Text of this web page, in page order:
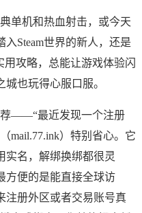
单机和热血射击，或今天
Steam世界的新人，还是
攻略，总能让游戏体验闪
也玩得心服口服。
荐——“最近发现一个注册
mail.77.ink）特别省心。它
实名，解绑换绑都很灵
方便的是能直接全球访
注册外区或者交易账号真